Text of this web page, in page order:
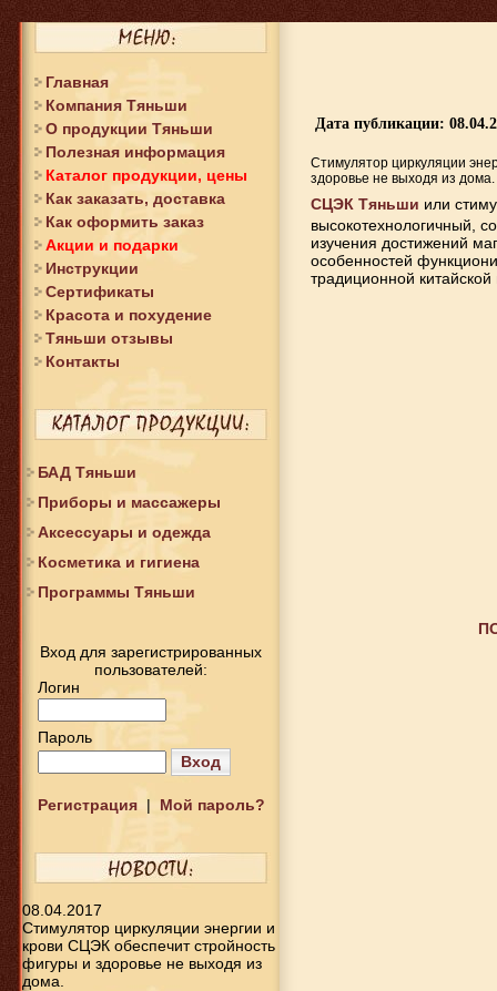
Главная
Компания Тяньши
О продукции Тяньши
Полезная информация
Каталог продукции, цены
Как заказать, доставка
Как оформить заказ
Акции и подарки
Инструкции
Сертификаты
Красота и похудение
Тяньши отзывы
Контакты
БАД Тяньши
Приборы и массажеры
Аксессуары и одежда
Косметика и гигиена
Программы Тяньши
Вход для зарегистрированных
пользователей:
Логин
Пароль
Вход
Регистрация| Мой пароль?
08.04.2017
Стимулятор циркуляции энергии и
крови СЦЭК обеспечит стройность
фигуры и здоровье не выходя из
дома.
Дата публикации:
Стимулятор циркуляции
здоровье не выходя из дома.
СЦЭК Тяньши или
высокотехнологичный,
изучения достижений
особенностей
традиционной